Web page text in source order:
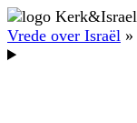
Vrede over Israël »